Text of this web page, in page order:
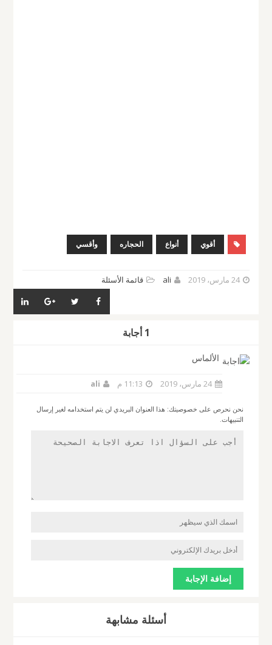
أقوي أنواع الحجاره وأقسي
24 مارس، 2019 ali قائمة الأسئلة
1 أجابة
الألماس
24 مارس، 2019 11:13 م ali
نحن نحرص على خصوصيتك: هذا العنوان البريدي لن يتم استخدامه لغير إرسال
التنبيهات.
أسئلة مشابهة